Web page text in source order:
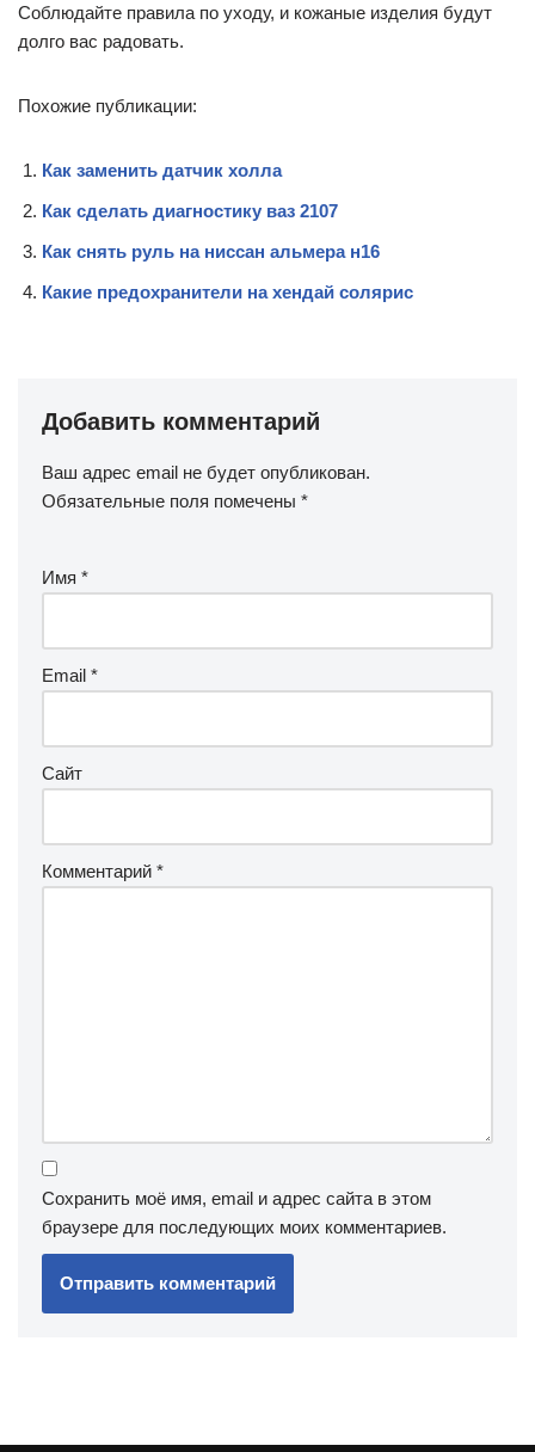
Соблюдайте правила по уходу, и кожаные изделия будут
долго вас радовать.
Похожие публикации:
Как заменить датчик холла
Как сделать диагностику ваз 2107
Как снять руль на ниссан альмера н16
Какие предохранители на хендай солярис
Добавить комментарий
Ваш адрес email не будет опубликован.
Обязательные поля помечены *
Имя *
Email *
Сайт
Комментарий *
Сохранить моё имя, email и адрес сайта в этом
браузере для последующих моих комментариев.